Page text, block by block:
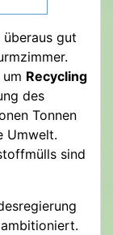
überaus gut
Recycling
des
Tonnen
Umwelt.
sind